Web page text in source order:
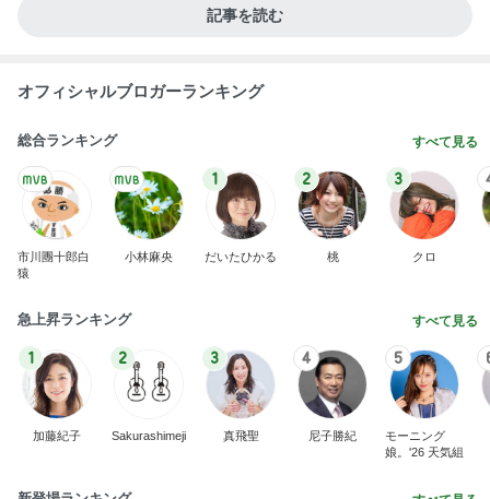
記事を読む
オフィシャルブロガーランキング
総合ランキング すべて見る
市川團十郎白
猿
小林麻央
1
だいたひかる
2
桃
3
クロ
急上昇ランキング すべて見る
1
加藤紀子
2
Sakurashimeji
3
真飛聖
4
尼子勝紀
5
モーニング
娘。'26 天気組